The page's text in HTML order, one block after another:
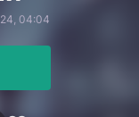
04:04